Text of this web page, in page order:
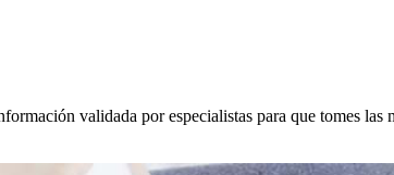
validada por especialistas para que tomes las